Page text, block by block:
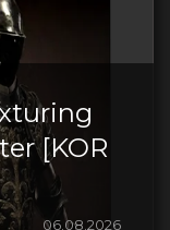
[KOR
06.08.2026